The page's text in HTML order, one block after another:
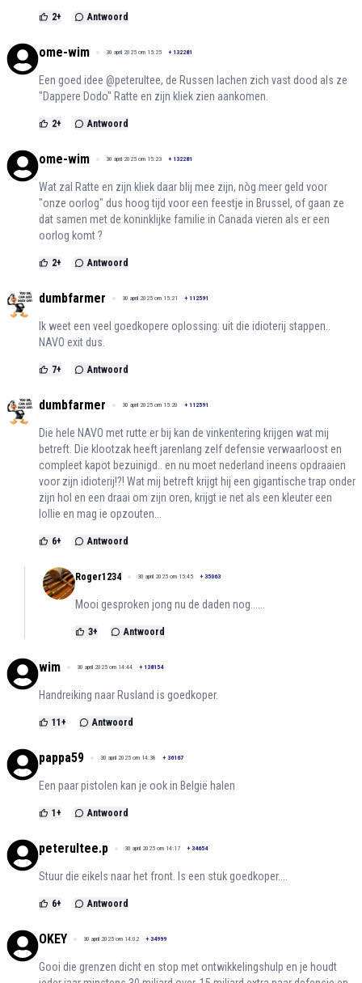
2+ Antwoord
ome-wim 30 april 2025 om 15:25 + 132281
Een goed idee @peterultee, de Russen lachen zich vast dood als ze
"Dappere Dodo" Ratte en zijn kliek zien aankomen.
2+ Antwoord
ome-wim 30 april 2025 om 15:23 + 132281
Wat zal Ratte en zijn kliek daar blij mee zijn, nòg meer geld voor
"onze oorlog" dus hoog tijd voor een feestje in Brussel, of gaan ze
dat samen met de koninklijke familie in Canada vieren als er een
oorlog komt ?
2+ Antwoord
dumbfarmer 30 april 2025 om 15:21 + 112591
Ik weet een veel goedkopere oplossing: uit die idioterij stappen..
NAVO exit dus.
7+ Antwoord
dumbfarmer 30 april 2025 om 15:20 + 112591
Die hele NAVO met rutte er bij kan de vinkentering krijgen wat mij
betreft. Die klootzak heeft jarenlang zelf defensie verwaarloost en
compleet kapot bezuinigd.. en nu moet nederland ineens opdraaien
voor zijn idioterij!?! Wat mij betreft krijgt hij een gigantische trap onder
zijn hol en een draai om zijn oren, krijgt ie net als een kleuter een
lollie en mag ie opzouten...
6+ Antwoord
Roger1234 30 april 2025 om 15:45 + 35063
Mooi gesproken jong nu de daden nog......
3+ Antwoord
wim 30 april 2025 om 14:44 + 138154
Handreiking naar Rusland is goedkoper.
11 + Antwoord
pappa59 30 april 2025 om 14:38 + 36167
Een paar pistolen kan je ook in België halen
1 + Antwoord
peterultee.p 30 april 2025 om 14:17 + 34654
Stuur die eikels naar het front. Is een stuk goedkoper....
6+ Antwoord
OKEY 30 april 2025 om 14:02 + 34999
Gooi die grenzen dicht en stop met ontwikkelingshulp en je houdt